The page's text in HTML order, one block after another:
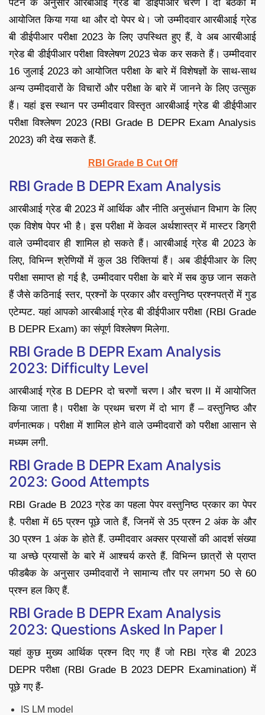
पैटर्न के अनुसार आरबीआई ग्रेड बी डीईपीआर चरण I दो बैठकों में
आयोजित किया गया था और दो पेपर थे। जो उम्मीदवार आरबीआई ग्रेड
बी डीईपीआर परीक्षा 2023 के लिए उपस्थित हुए हैं, वे अब आरबीआई
ग्रेड बी डीईपीआर परीक्षा विश्लेषण 2023 चेक कर सकते हैं। उम्मीदवार
16 जुलाई 2023 को आयोजित परीक्षा के बारे में विशेषज्ञों के साथ-साथ
अन्य उम्मीदवारों के विचारों और परीक्षा के बारे में जानने के लिए उत्सुक
हैं। यहां इस स्थान पर उम्मीदवार विस्तृत आरबीआई ग्रेड बी डीईपीआर
परीक्षा विश्लेषण 2023 (RBI Grade B DEPR Exam Analysis
2023) की देख सकते हैं.
RBI Grade B Cut Off
RBI Grade B DEPR Exam Analysis
आरबीआई ग्रेड बी 2023 में आर्थिक और नीति अनुसंधान विभाग के लिए
एक विशेष पेपर भी है। इस परीक्षा में केवल अर्थशास्त्र में मास्टर डिग्री
वाले उम्मीदवार ही शामिल हो सकते हैं। आरबीआई ग्रेड बी 2023 के
लिए, विभिन्न श्रेणियों में कुल 38 रिक्तियां हैं। अब डीईपीआर के लिए
परीक्षा समाप्त हो गई है, उम्मीदवार परीक्षा के बारे में सब कुछ जान सकते
हैं जैसे कठिनाई स्तर, प्रश्नों के प्रकार और वस्तुनिष्ठ प्रश्नपत्रों में गुड
एटेम्पट. यहां आपको आरबीआई ग्रेड बी डीईपीआर परीक्षा (RBI Grade
B DEPR Exam) का संपूर्ण विश्लेषण मिलेगा.
RBI Grade B DEPR Exam Analysis
2023: Difficulty Level
आरबीआई ग्रेड B DEPR दो चरणों चरण I और चरण II में आयोजित
किया जाता है। परीक्षा के प्रथम चरण में दो भाग हैं – वस्तुनिष्ठ और
वर्णनात्मक। परीक्षा में शामिल होने वाले उम्मीदवारों को परीक्षा आसान से
मध्यम लगी.
RBI Grade B DEPR Exam Analysis
2023: Good Attempts
RBI Grade B 2023 ग्रेड का पहला पेपर वस्तुनिष्ठ प्रकार का पेपर
है. परीक्षा में 65 प्रश्न पूछे जाते हैं, जिनमें से 35 प्रश्न 2 अंक के और
30 प्रश्न 1 अंक के होते हैं. उम्मीदवार अक्सर प्रयासों की आदर्श संख्या
या अच्छे प्रयासों के बारे में आश्चर्य करते हैं. विभिन्न छात्रों से प्राप्त
फीडबैक के अनुसार उम्मीदवारों ने सामान्य तौर पर लगभग 50 से 60
प्रश्न हल किए हैं.
RBI Grade B DEPR Exam Analysis
2023: Questions Asked In Paper I
यहां कुछ मुख्य आर्थिक प्रश्न दिए गए हैं जो RBI ग्रेड बी 2023
DEPR परीक्षा (RBI Grade B 2023 DEPR Examination) में
पूछे गए हैं-
IS LM model